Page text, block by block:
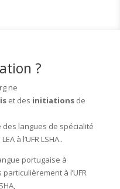
?
ne
et des initiationsde
langues de spécialité
à l’UFR LSHA..
portugaise à
à l’UFR